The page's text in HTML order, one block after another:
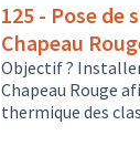
125 - Pose de
Chapeau
Objectif ?
Chapeau Rouge
thermique des